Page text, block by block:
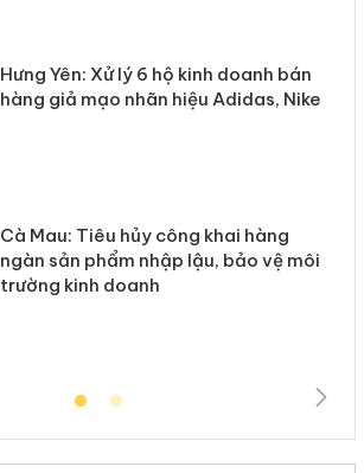
Hưng Yên: Xử lý 6 hộ kinh doanh bán
hàng giả mạo nhãn hiệu Adidas, Nike
Cà Mau: Tiêu hủy công khai hàng
ngàn sản phẩm nhập lậu, bảo vệ môi
trường kinh doanh